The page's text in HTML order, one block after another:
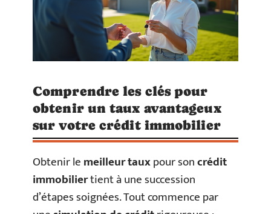
Comprendre les clés pour
obtenir un taux avantageux
sur votre crédit immobilier
Obtenir lemeilleur tauxpour soncrédit
immobiliertient à une succession
d’étapes soignées. Tout commence par